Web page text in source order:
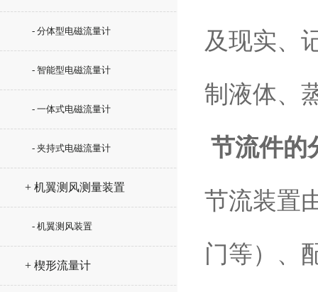
- 分体型电磁流量计
- 智能型电磁流量计
- 一体式电磁流量计
- 夹持式电磁流量计
+ 机翼测风测量装置
- 机翼测风装置
+ 楔形流量计
及现实、
制液体、
节流件的
节流装置
门等）、